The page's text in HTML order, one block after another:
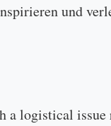
und
logistical